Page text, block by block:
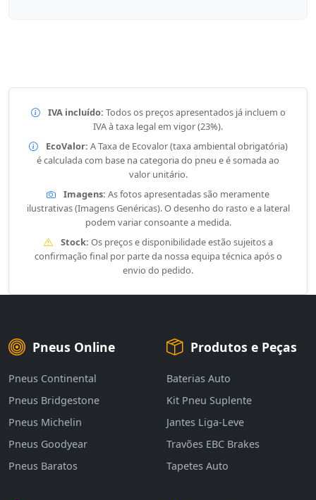
IVA incluído: Todos os preços apresentados já incluem o
IVA à taxa legal em vigor (23%).
EcoValor: A Taxa de Ecovalor (taxa ambiental obrigatória)
é calculada com base na categoria do pneu e é somada ao
valor unitário.
Imagens: As fotos apresentadas são meramente
ilustrativas (Imagens Genéricas). O desenho do rasto e a lateral
podem variar consoante a medida.
Stock: Os preços e disponibilidade estão sujeitos a
confirmação final por parte da nossa equipa técnica após o
envio do pedido.
Pneus Online
Pneus Continental
Pneus Bridgestone
Pneus Michelin
Pneus Goodyear
Pneus Baratos
Produtos e Peças
Baterias Auto
Kit Pneu Suplente
Jantes Liga-Leve
Travões EBC Brakes
Tapetes Auto